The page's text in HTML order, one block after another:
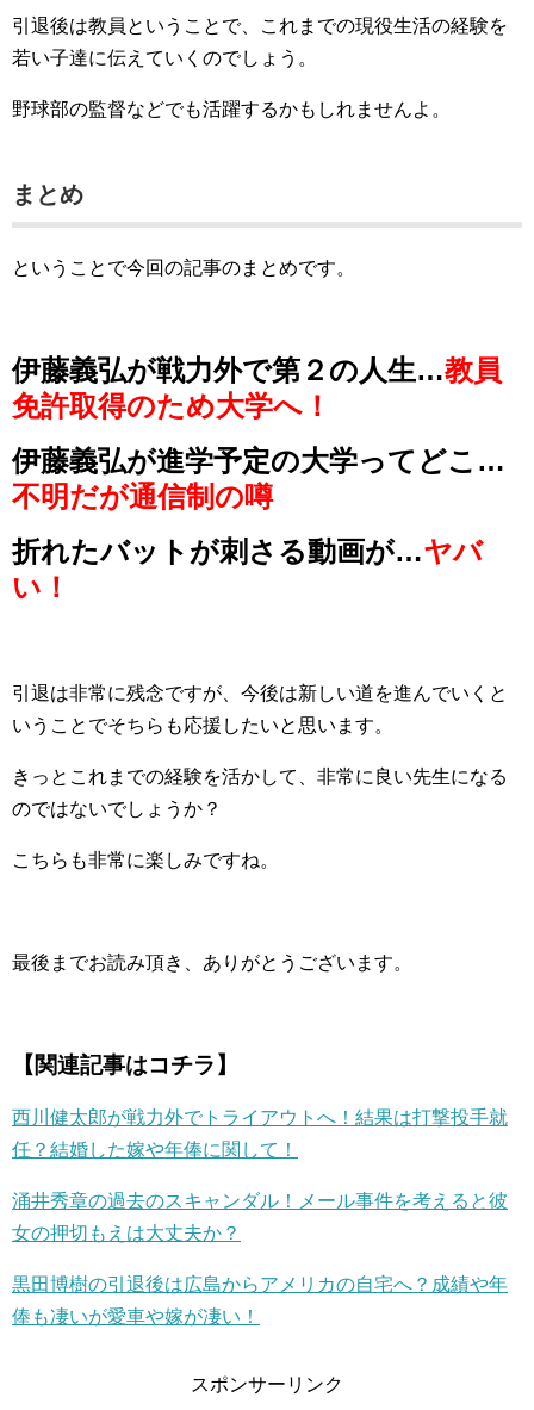
引退後は教員ということで、これまでの現役生活の経験を
若い子達に伝えていくのでしょう。
野球部の監督などでも活躍するかもしれませんよ。
まとめ
ということで今回の記事のまとめです。
伊藤義弘が戦力外で第２の人生…教員
免許取得のため大学へ！
伊藤義弘が進学予定の大学ってどこ…
不明だが通信制の噂
折れたバットが刺さる動画が…ヤバ
い！
引退は非常に残念ですが、今後は新しい道を進んでいくと
いうことでそちらも応援したいと思います。
きっとこれまでの経験を活かして、非常に良い先生になる
のではないでしょうか？
こちらも非常に楽しみですね。
最後までお読み頂き、ありがとうございます。
【関連記事はコチラ】
西川健太郎が戦力外でトライアウトへ！結果は打撃投手就
任？結婚した嫁や年俸に関して！
涌井秀章の過去のスキャンダル！メール事件を考えると彼
女の押切もえは大丈夫か？
黒田博樹の引退後は広島からアメリカの自宅へ？成績や年
俸も凄いが愛車や嫁が凄い！
スポンサーリンク